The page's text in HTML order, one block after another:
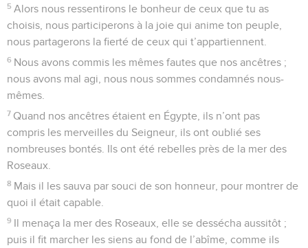
5 Alors nous ressentirons le bonheur de ceux que tu as
choisis, nous participerons à la joie qui anime ton peuple,
nous partagerons la fierté de ceux qui t’appartiennent.
6 Nous avons commis les mêmes fautes que nos ancêtres ;
nous avons mal agi, nous nous sommes condamnés nous-
mêmes.
7 Quand nos ancêtres étaient en Égypte, ils n’ont pas
compris les merveilles du Seigneur, ils ont oublié ses
nombreuses bontés. Ils ont été rebelles près de la mer des
Roseaux.
8 Mais il les sauva par souci de son honneur, pour montrer de
quoi il était capable.
9 Il menaça la mer des Roseaux, elle se dessécha aussitôt ;
puis il fit marcher les siens au fond de l’abîme, comme ils